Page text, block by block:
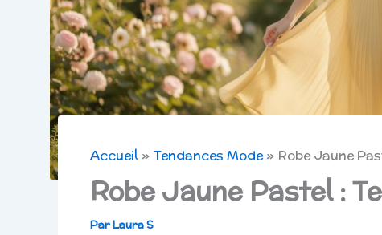
Accueil Tendances Mode Robe Jaune
Robe Jaune Pastel :
ParLaura S